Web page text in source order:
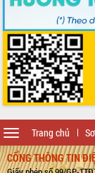
Trang chủ
Toggle
navigation
CỔNG THÔNG TIN